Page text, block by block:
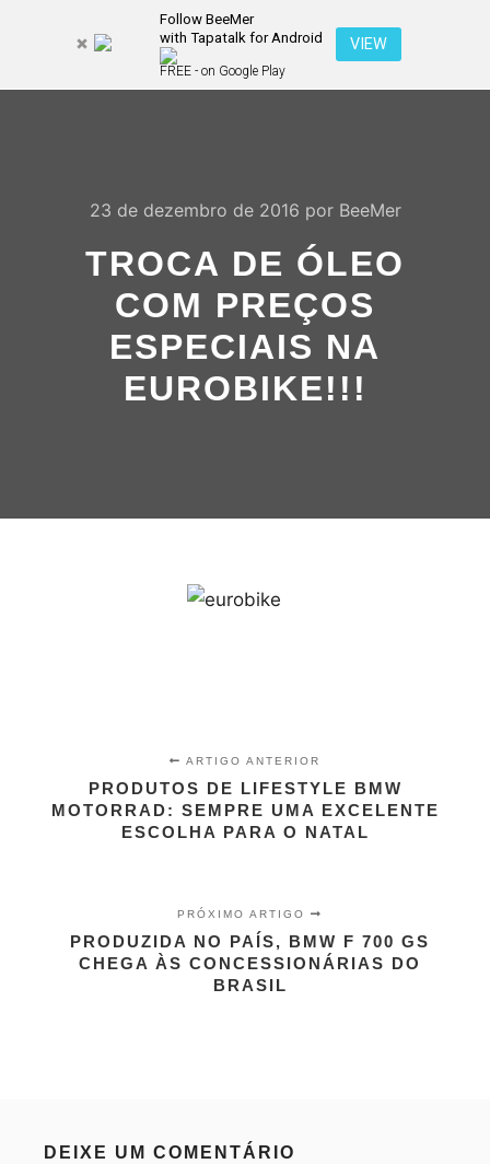
Follow BeeMer
with Tapatalk for Android
FREE - on Google Play
VIEW
23 de dezembro de 2016 por BeeMer
TROCA DE ÓLEO
COM PREÇOS
ESPECIAIS NA
EUROBIKE!!!
ARTIGO ANTERIOR
PRODUTOS DE LIFESTYLE BMW
MOTORRAD: SEMPRE UMA EXCELENTE
ESCOLHA PARA O NATAL
PRÓXIMO ARTIGO
PRODUZIDA NO PAÍS, BMW F 700 GS
CHEGA ÀS CONCESSIONÁRIAS DO
BRASIL
DEIXE UM COMENTÁRIO